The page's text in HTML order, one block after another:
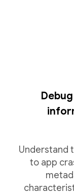
Understand
to app